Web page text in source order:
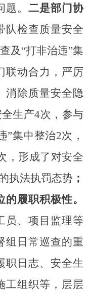
。 二是部门协
队检查质量安全
及 “打非治违”集
联动合力，严厉
消除质量安全隐
生产4次，参与
”集中整治2次，
，形成了对安全
执法执罚态势 ；
履职积极性。
员、项目监理等
组日常巡查的重
职日志、安全生
工组织等，层层